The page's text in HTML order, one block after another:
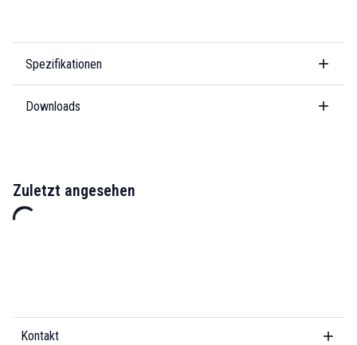
Spezifikationen
Downloads
Zuletzt angesehen
Kontakt